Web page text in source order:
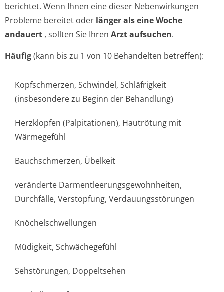
berichtet. Wenn Ihnen eine dieser Nebenwirkungen
Probleme bereitet oder länger als eine Woche
andauert , sollten Sie Ihren Arzt aufsuchen.
Häufig(kann bis zu 1 von 10 Behandelten betreffen):
Kopfschmerzen, Schwindel, Schläfrigkeit
(insbesondere zu Beginn der Behandlung)
Herzklopfen (Palpitationen), Hautrötung mit
Wärmegefühl
Bauchschmerzen, Übelkeit
veränderte Darmentleerun­gsgewohnheiten,
Durchfälle, Verstopfung, Verdauungsstörungen
Knöchelschwellungen
Müdigkeit, Schwächegefühl
Sehstörungen, Doppeltsehen